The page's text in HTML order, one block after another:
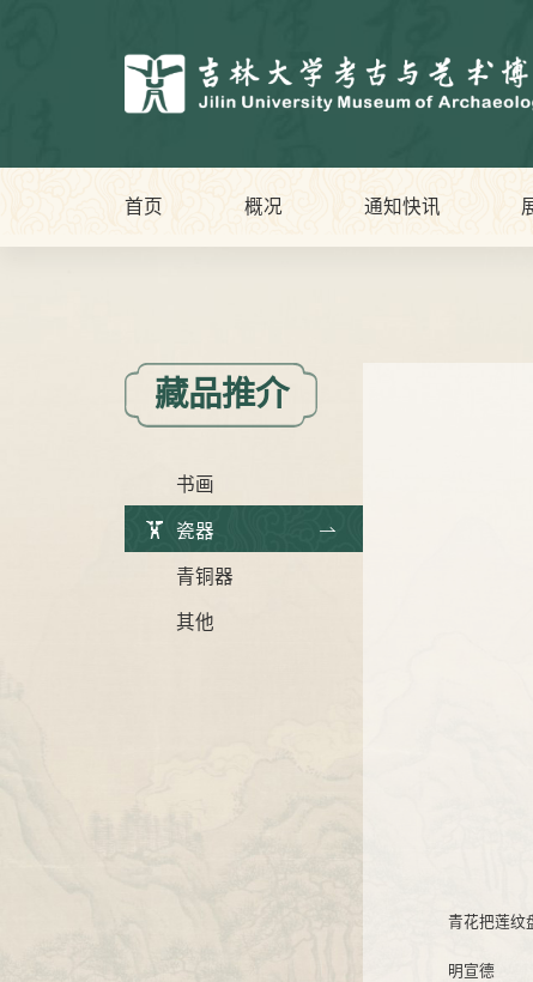
首页 概况 通知快讯
藏品推介
书画
瓷器
青铜器
其他
青花把莲纹
明宣德